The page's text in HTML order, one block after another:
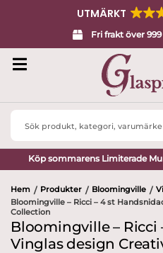
UTMÄRKT
Fri frakt över
Search
Köp sommarens Limiterade
Hem / Produkter / Bloomingville /
Bloomingville – Ricci – 4 st
Collection
Bloomingville – Ricci
Vinglas design